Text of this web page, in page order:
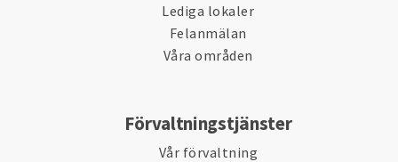
Lediga lokaler
Felanmälan
Våra områden
Förvaltningstjänster
Vår förvaltning